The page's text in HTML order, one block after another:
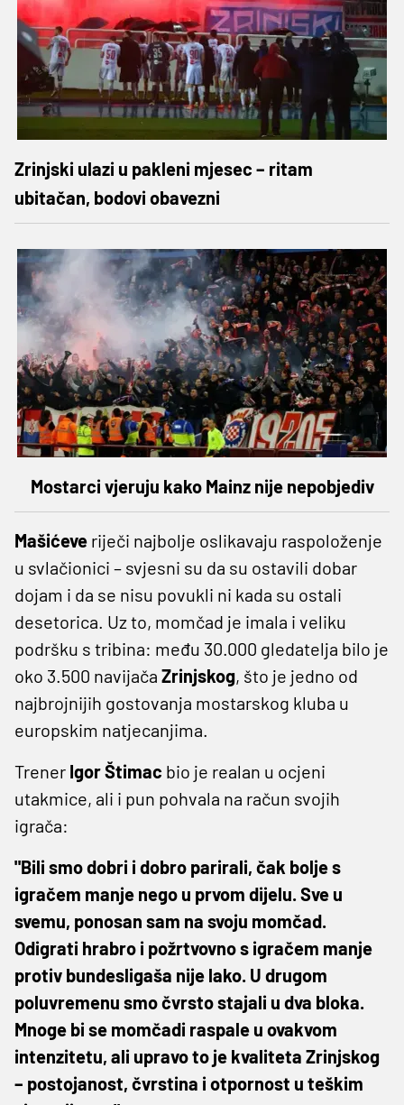
Zrinjski ulazi u pakleni mjesec – ritam
ubitačan, bodovi obavezni
Mostarci vjeruju kako Mainz nije nepobjediv
Mašićeve riječi najbolje oslikavaju raspoloženje
u svlačionici – svjesni su da su ostavili dobar
dojam i da se nisu povukli ni kada su ostali
desetorica. Uz to, momčad je imala i veliku
podršku s tribina: među 30.000 gledatelja bilo je
oko 3.500 navijača Zrinjskog, što je jedno od
najbrojnijih gostovanja mostarskog kluba u
europskim natjecanjima.
Trener Igor Štimac bio je realan u ocjeni
utakmice, ali i pun pohvala na račun svojih
igrača:
"Bili smo dobri i dobro parirali, čak bolje s
igračem manje nego u prvom dijelu. Sve u
svemu, ponosan sam na svoju momčad.
Odigrati hrabro i požrtvovno s igračem manje
protiv bundesligaša nije lako. U drugom
poluvremenu smo čvrsto stajali u dva bloka.
Mnoge bi se momčadi raspale u ovakvom
intenzitetu, ali upravo to je kvaliteta Zrinjskog
– postojanost, čvrstina i otpornost u teškim